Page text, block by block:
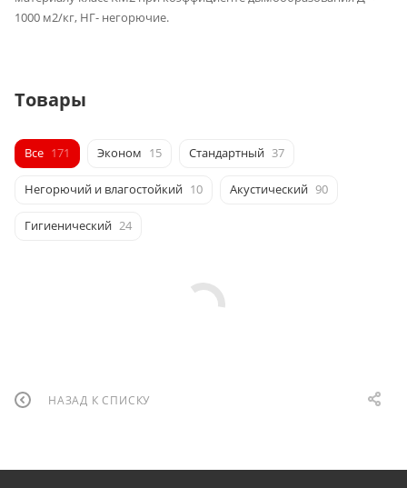
1000 м2/кг, НГ- негорючие.
Товары
Все 171 Эконом 15 Стандартный 37
Негорючий и влагостойкий 10 Акустический 90
Гигиенический 24
НАЗАД К СПИСКУ